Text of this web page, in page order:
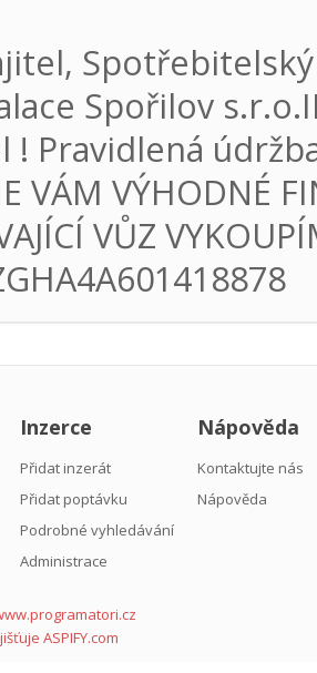
Spořilov
! Pravidlená
VÁM VÝHODNÉ
VŮZ
ASPIFY.com
Inzerce
Přidat inzerát
Přidat poptávku
Podrobné vyhledávání
Administrace
Nápověda
Kontaktujte nás
Nápověda